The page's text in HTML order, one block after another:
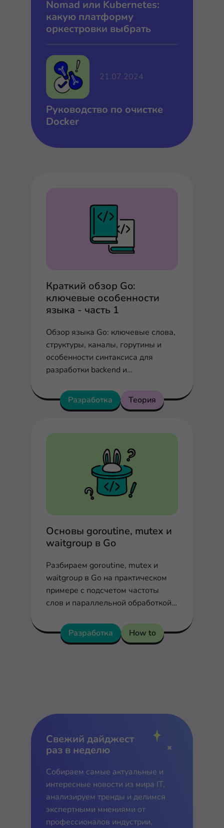
Nomad или Kubernetes:
какую платформу
оркестровки выбрать
Руководство по очистке
Docker
21.07.2024
Краткий обзор Go:
ключевые особенности
языка - часть 1
Обзор языка Go: ключевые слова,
структуры, каналы, горутины и
особенности синтаксиса для
разработки backend и
Разработка
Теория
Основы goroutine, mutex и
waitgroup в Go
Разбираем goroutine, mutex и
waitgroup в Go на практическом
примере с подсчетом частоты
слов и параллельной обработкой
Разработка
How to
Свежий дайджест
раз в неделю
Собираем самые актуальные и
интересные новости из мира IT,
анализируем тренды и делимся
экспертными мнениями от
профессионалов индустрии.